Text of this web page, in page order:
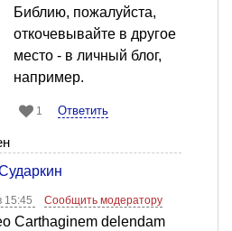
Библию, пожалуйста,
откочевывайте в другое
место - в личный блог,
например.
1 Ответить
15:45
Сообщить модератору
Carthaginem delendam